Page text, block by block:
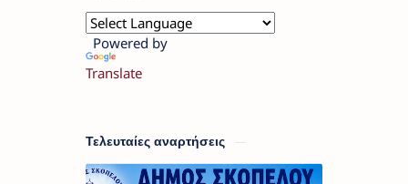
Powered by
Translate
Τελευταίες αναρτήσεις